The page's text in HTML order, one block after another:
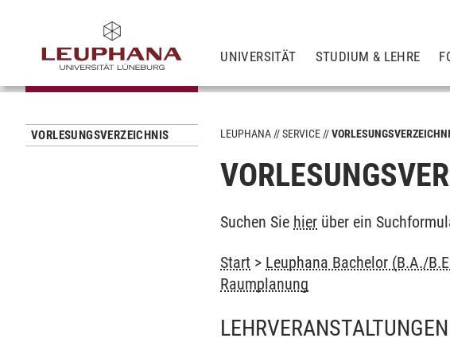
UNIVERSITÄT STUDIUM & LEHRE
VORLESUNGSVERZEICHNIS LEUPHANA SERVICE
Suchen Sie hier über ein
Start > Leuphana Bachelor (B.A./
Raumplanung
LEHRVERANSTALTUNGEN